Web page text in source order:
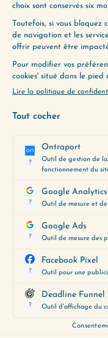
Commentaire
Enregistrer
navigateur pour